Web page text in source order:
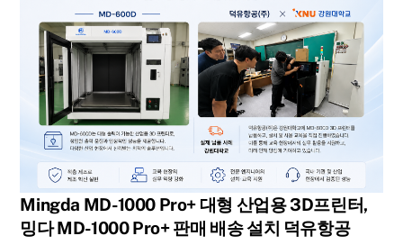
Mingda MD-1000 Pro+ 대형 산업용 3D프린터,
밍다 MD-1000 Pro+ 판매 배송 설치 덕유항공